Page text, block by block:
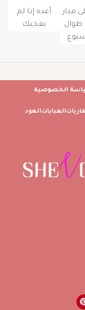
مدار
طوال
أعده إذا لم
يعجبك
الخصوصية
العباياتالعود